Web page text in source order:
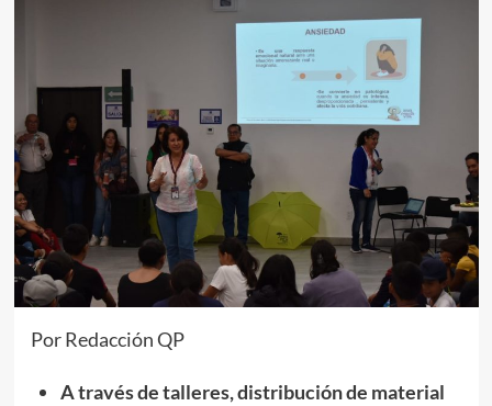
Por Redacción QP
A través de talleres, distribución de material